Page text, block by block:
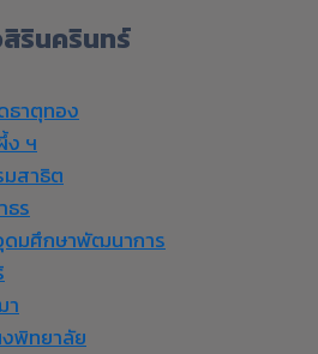
รินครินทร์
ธาตุทอง
ง ฯ
มสาธิต
ธร
ดมศึกษาพัฒนาการ
า
งพิทยาลัย